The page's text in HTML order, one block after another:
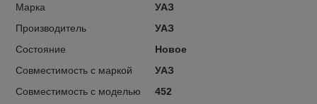
Марка
УАЗ
Производитель
УАЗ
Состояние
Новое
Совместимость с маркой
УАЗ
Совместимость с моделью
452